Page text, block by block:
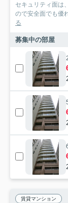
セキュリティ面は
ので安全面でも優
る
募集中の部屋
賃貸マンション